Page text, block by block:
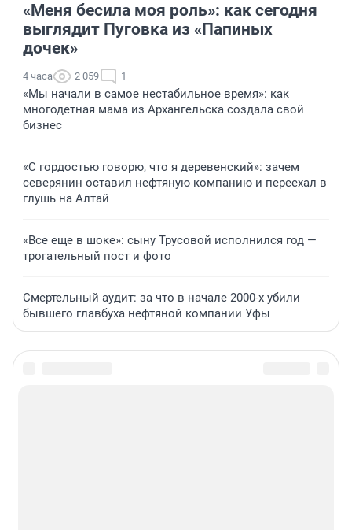
«Меня бесила моя роль»: как сегодня
выглядит Пуговка из «Папиных
дочек»
4 часа 2 059 1
«Мы начали в самое нестабильное время»: как
многодетная мама из Архангельска создала свой
бизнес
«С гордостью говорю, что я деревенский»: зачем
северянин оставил нефтяную компанию и переехал в
глушь на Алтай
«Все еще в шоке»: сыну Трусовой исполнился год —
трогательный пост и фото
Смертельный аудит: за что в начале 2000-х убили
бывшего главбуха нефтяной компании Уфы